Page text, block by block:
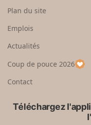
e
u
p
a
Plan du site
Emplois
Actualités
Coup de pouce 2026
Contact
Téléchargez